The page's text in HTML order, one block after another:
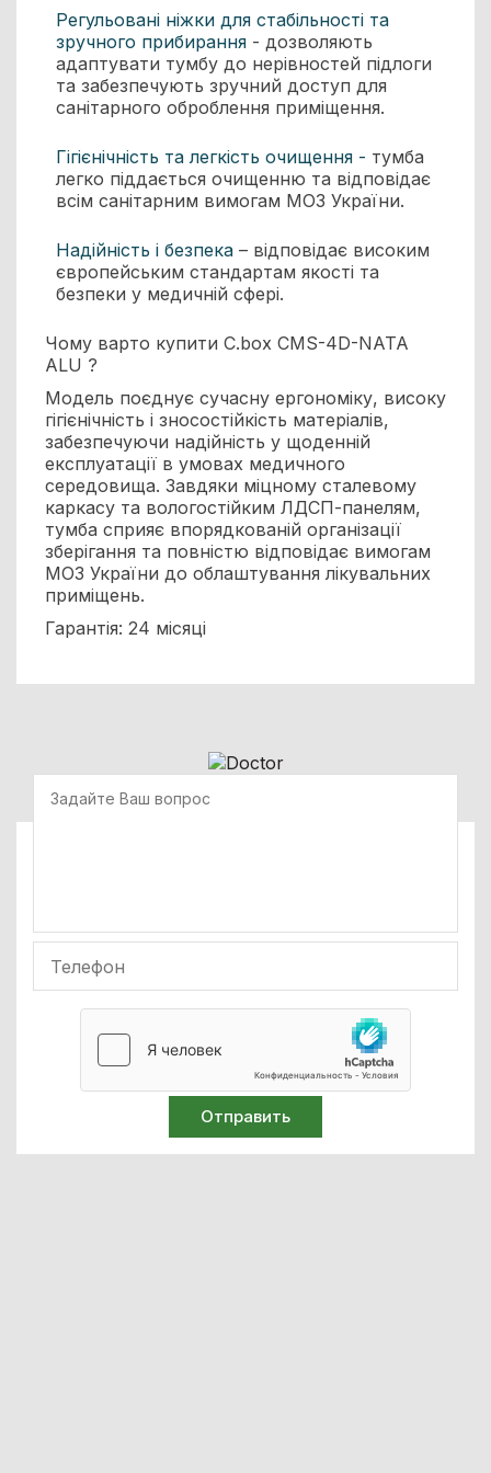
Регульовані ніжки для стабільності та
зручного прибирання- дозволяють
адаптувати тумбу до нерівностей підлоги
та забезпечують зручний доступ для
санітарного оброблення приміщення.
Гігієнічність та легкість очищення - тумба
легко піддається очищенню та відповідає
всім санітарним вимогам МОЗ України.
Надійність і безпека– відповідає високим
європейським стандартам якості та
безпеки у медичній сфері.
Чому варто купити C.box CMS-4D-NATA
ALU ?
Модель поєднує сучасну ергономіку, високу
гігієнічність і зносостійкість матеріалів,
забезпечуючи надійність у щоденній
експлуатації в умовах медичного
середовища. Завдяки міцному сталевому
каркасу та вологостійким ЛДСП-панелям,
тумба сприяє впорядкованій організації
зберігання та повністю відповідає вимогам
МОЗ України до облаштування лікувальних
приміщень.
Гарантія: 24 місяці